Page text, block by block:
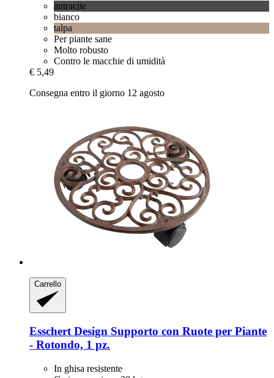
antracite
bianco
talpa
Per piante sane
Molto robusto
Contro le macchie di umidità
€ 5,49
Consegna entro il giorno 12 agosto
Carrello
Esschert Design Supporto con Ruote per Piante
-​ Rotondo, 1 pz.
In ghisa resistente